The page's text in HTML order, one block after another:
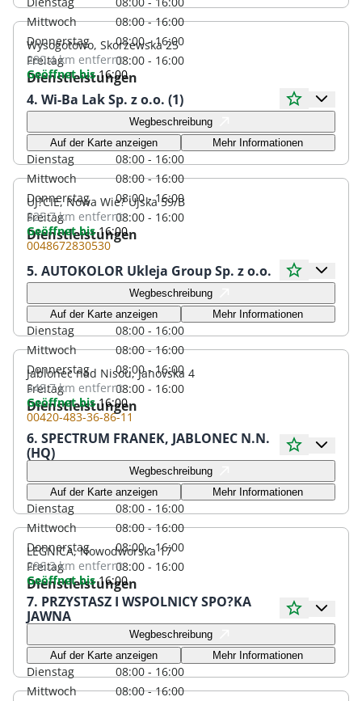
Mittwoch
08:00 - 16:00
Donnerstag
08:00 - 16:00
Freitag
08:00 - 16:00
Dienstleistungen
Wysogotowo, Skorzewska 25
280.4 km entfernt
Geöffnet bis16:00
4. Wi-Ba Lak Sp. z o.o. (1)
Montag
08:00 - 16:00
Dienstag
08:00 - 16:00
Mittwoch
08:00 - 16:00
Donnerstag
08:00 - 16:00
Freitag
08:00 - 16:00
Dienstleistungen
Wegbeschreibung
Auf der Karte anzeigen
Mehr Informationen
UJ?CIE, Nowa Wie? Ujska 59/B
325.7 km entfernt
Geöffnet bis16:00
0048672830530
5. AUTOKOLOR Ukleja Group Sp. z o.o.
Montag
08:00 - 16:00
Dienstag
08:00 - 16:00
Mittwoch
08:00 - 16:00
Donnerstag
08:00 - 16:00
Freitag
08:00 - 16:00
Dienstleistungen
Wegbeschreibung
Auf der Karte anzeigen
Mehr Informationen
Jablonec nad Nisou, Janovska 4
348.7 km entfernt
Geöffnet bis16:00
00420-483-36-86-11
6. SPECTRUM FRANEK, JABLONEC N.N.
(HQ)
Montag
08:00 - 16:00
Dienstag
08:00 - 16:00
Mittwoch
08:00 - 16:00
Donnerstag
08:00 - 16:00
Freitag
08:00 - 16:00
Dienstleistungen
Wegbeschreibung
Auf der Karte anzeigen
Mehr Informationen
LEGNICA, Nowodworska 17
296.3 km entfernt
Geöffnet bis16:00
7. PRZYSTASZ I WSPOLNICY SPO?KA
JAWNA
Montag
08:00 - 16:00
Dienstag
08:00 - 16:00
Mittwoch
08:00 - 16:00
Wegbeschreibung
Auf der Karte anzeigen
Mehr Informationen